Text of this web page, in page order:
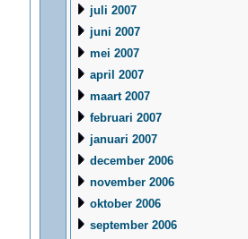
juli 2007
juni 2007
mei 2007
april 2007
maart 2007
februari 2007
januari 2007
december 2006
november 2006
oktober 2006
september 2006